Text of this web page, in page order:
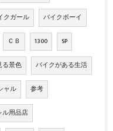
クガール バイクボーイ
ＣＢ 1300 SP
る景色 バイクがある生活
ャル 参考
ル用品店